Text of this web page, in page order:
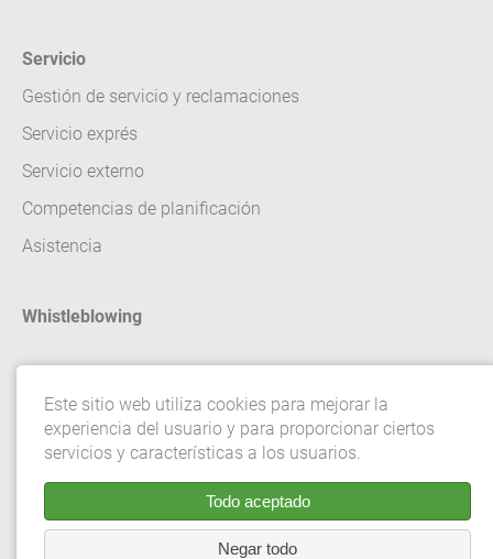
Servicio
Gestión de servicio y reclamaciones
Servicio exprés
Servicio externo
Competencias de planificación
Asistencia
Whistleblowing
Pie de imprenta
Privacidad de datos
Términos y condiciones generales
Configuración de privacidad
Este sitio web utiliza cookies para mejorar la
experiencia del usuario y para proporcionar ciertos
servicios y características a los usuarios.
Todo aceptado
Negar todo